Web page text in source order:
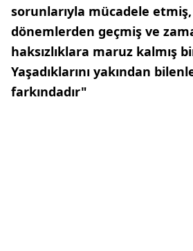
sorunlarıyla mücadele
dönemlerden geçmiş ve
haksızlıklara maruz kalmış
Yaşadıklarını yakından
farkındadır"